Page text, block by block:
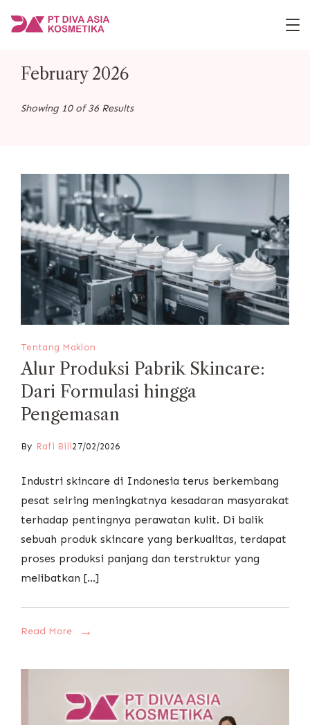
Asia
February 2026
Showing 10 of 36 Results
Tentang Maklon
Alur Produksi Pabrik Skincare:
Dari Formulasi hingga
Pengemasan
By Rafi Bili27/02/2026
Industri skincare di Indonesia terus berkembang
pesat seiring meningkatnya kesadaran masyarakat
terhadap pentingnya perawatan kulit. Di balik
sebuah produk skincare yang berkualitas, terdapat
proses produksi panjang dan terstruktur yang
melibatkan […]
Read More